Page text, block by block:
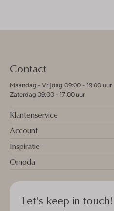
Contact
Maandag - Vrijdag 09:00 - 19:00 uur
Zaterdag 09:00 - 17:00 uur
Klantenservice
Account
Inspiratie
Omoda
Let's keep in touch!